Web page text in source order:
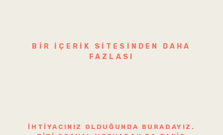
BIR IÇERIK SITESINDEN DAHA
FAZLASI
İHTIYACINIZ OLDUĞUNDA BURADAYIZ.